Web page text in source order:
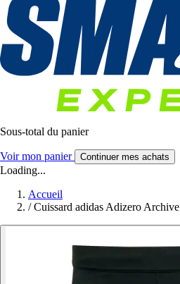
Sous-total du panier
Voir mon panier Continuer mes achats
Loading...
Accueil
/ Cuissard adidas Adizero Archive